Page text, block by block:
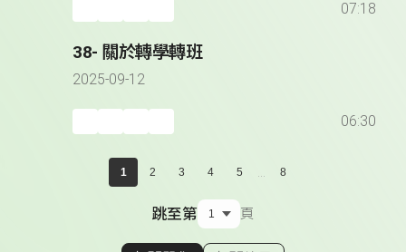
07:18
38- 關於轉學轉班
2025-09-12
06:30
1 2 3 4 5 ... 8
跳至第 頁